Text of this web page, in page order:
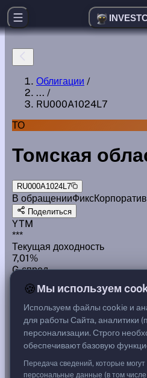
Облигации /
... /
RU000A1024L7
ТО
Томская
RU000A1024L7
В обращенииФикс
Поделиться
YTM
***
Текущая доходность
7,01%
G спред
Цена
94,09 %
188,18 ₽
Срок, лет
0,96
Дюрация, лет
0,93
Рейтинг
🍪Мы используем
Используем файлы cookie и
для работы Сайта, аналитики
персонализации. Строго
обеспечивают базовую
Передача сведений, которые
персональные данные (в том